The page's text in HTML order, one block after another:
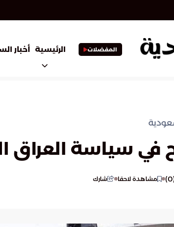
المفضلات الرئيسية أخبار
في سياسة العراق
0
) مشاهدة لاحقا شارك